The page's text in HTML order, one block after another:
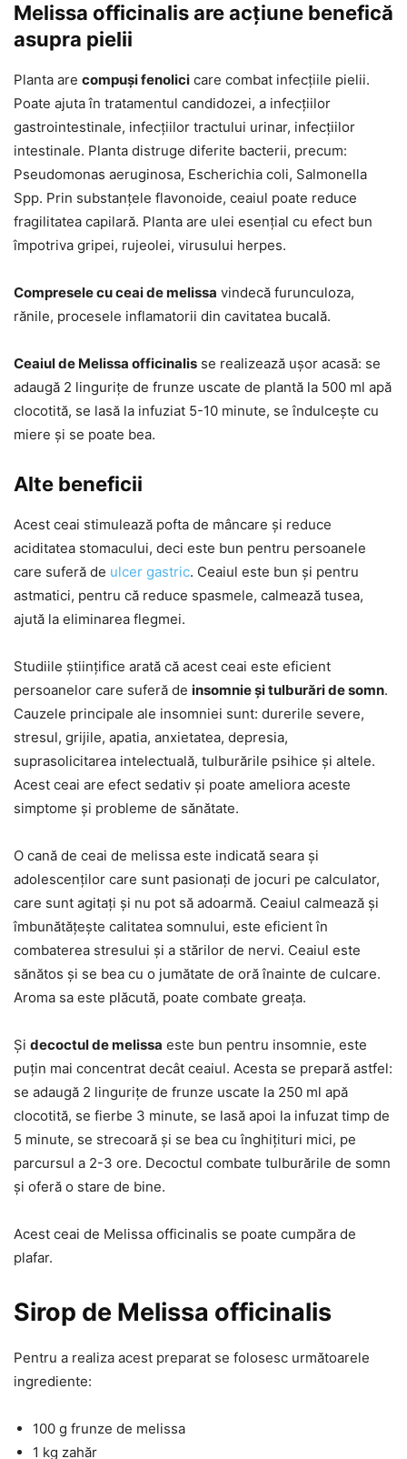
Melissa officinalis are acțiune benefică
asupra pielii
Planta are compuși fenolici care combat infecțiile pielii.
Poate ajuta în tratamentul candidozei, a infecțiilor
gastrointestinale, infecțiilor tractului urinar, infecțiilor
intestinale. Planta distruge diferite bacterii, precum:
Pseudomonas aeruginosa, Escherichia coli, Salmonella
Spp. Prin substanțele flavonoide, ceaiul poate reduce
fragilitatea capilară. Planta are ulei esențial cu efect bun
împotriva gripei, rujeolei, virusului herpes.
Compresele cu ceai de melissa vindecă furunculoza,
rănile, procesele inflamatorii din cavitatea bucală.
Ceaiul de Melissa officinalis se realizează ușor acasă: se
adaugă 2 lingurițe de frunze uscate de plantă la 500 ml apă
clocotită, se lasă la infuziat 5-10 minute, se îndulcește cu
miere și se poate bea.
Alte beneficii
Acest ceai stimulează pofta de mâncare și reduce
aciditatea stomacului, deci este bun pentru persoanele
care suferă de ulcer gastric. Ceaiul este bun și pentru
astmatici, pentru că reduce spasmele, calmează tusea,
ajută la eliminarea flegmei.
Studiile științifice arată că acest ceai este eficient
persoanelor care suferă de insomnie și tulburări de somn.
Cauzele principale ale insomniei sunt: durerile severe,
stresul, grijile, apatia, anxietatea, depresia,
suprasolicitarea intelectuală, tulburările psihice și altele.
Acest ceai are efect sedativ și poate ameliora aceste
simptome și probleme de sănătate.
O cană de ceai de melissa este indicată seara și
adolescenților care sunt pasionați de jocuri pe calculator,
care sunt agitați și nu pot să adoarmă. Ceaiul calmează și
îmbunătățește calitatea somnului, este eficient în
combaterea stresului și a stărilor de nervi. Ceaiul este
sănătos și se bea cu o jumătate de oră înainte de culcare.
Aroma sa este plăcută, poate combate greața.
Și decoctul de melissa este bun pentru insomnie, este
puțin mai concentrat decât ceaiul. Acesta se prepară astfel:
se adaugă 2 lingurițe de frunze uscate la 250 ml apă
clocotită, se fierbe 3 minute, se lasă apoi la infuzat timp de
5 minute, se strecoară și se bea cu înghițituri mici, pe
parcursul a 2-3 ore. Decoctul combate tulburările de somn
și oferă o stare de bine.
Acest ceai de Melissa officinalis se poate cumpăra de
plafar.
Sirop de Melissa officinalis
Pentru a realiza acest preparat se folosesc următoarele
ingrediente:
100 g frunze de melissa
1 kg zahăr